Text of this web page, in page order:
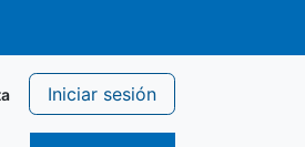
Iniciar sesión